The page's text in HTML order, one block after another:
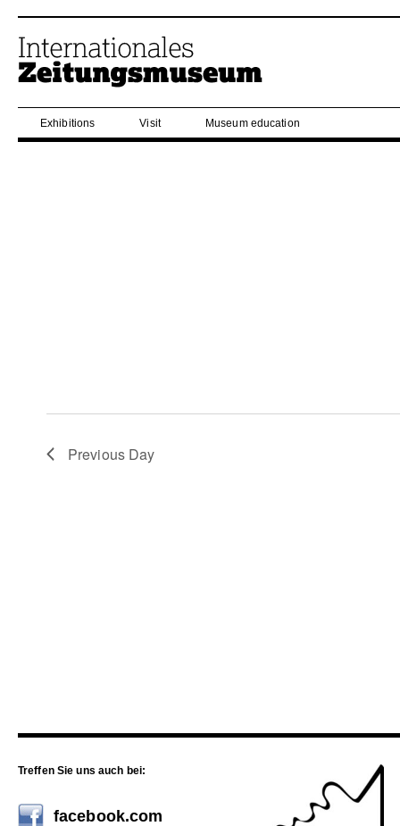
Exhibitions Visit Museum education
Previous Day
Treffen Sie uns auch bei:
facebook.com